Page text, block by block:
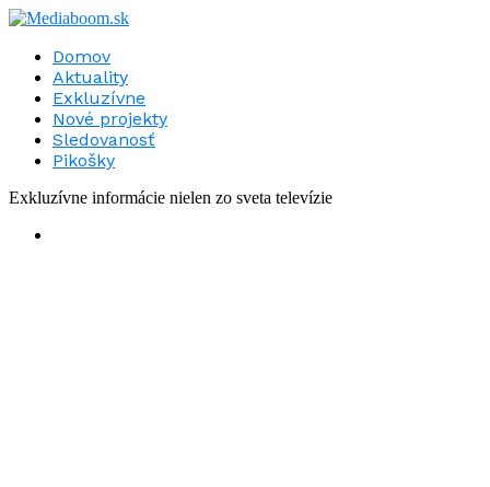
Domov
Aktuality
Exkluzívne
Nové projekty
Sledovanosť
Pikošky
Exkluzívne informácie nielen zo sveta televízie